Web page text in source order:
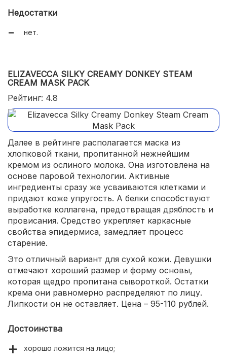
Недостатки
нет.
ELIZAVECCA SILKY CREAMY DONKEY STEAM
CREAM MASK PACK
Рейтинг: 4.8
Далее в рейтинге располагается маска из
хлопковой ткани, пропитанной нежнейшим
кремом из ослиного молока. Она изготовлена на
основе паровой технологии. Активные
ингредиенты сразу же усваиваются клетками и
придают коже упругость. А белки способствуют
выработке коллагена, предотвращая дряблость и
провисания. Средство укрепляет каркасные
свойства эпидермиса, замедляет процесс
старение.
Это отличный вариант для сухой кожи. Девушки
отмечают хороший размер и форму основы,
которая щедро пропитана сывороткой. Остатки
крема они равномерно распределяют по лицу.
Липкости он не оставляет. Цена – 95-110 рублей.
Достоинства
хорошо ложится на лицо;